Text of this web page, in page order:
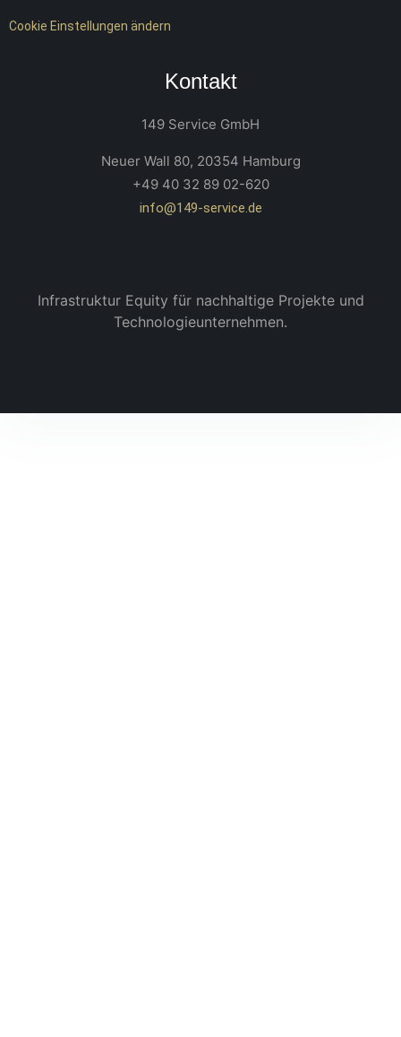
Cookie Einstellungen ändern
Kontakt
149 Service GmbH
Neuer Wall 80, 20354 Hamburg
+49 40 32 89 02-620
info@149-service.de
Infrastruktur Equity für nachhaltige Projekte und
Technologieunternehmen.